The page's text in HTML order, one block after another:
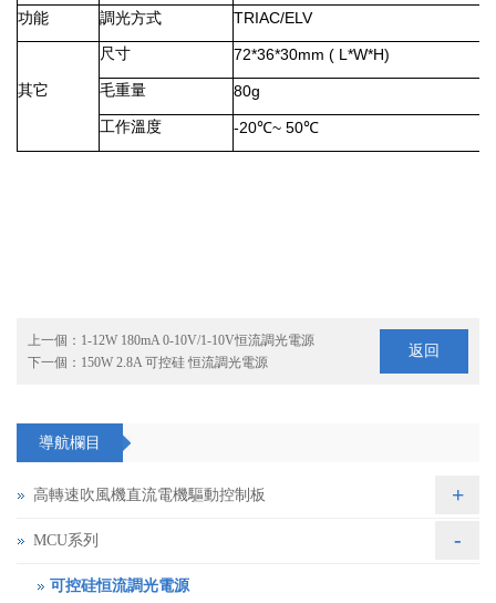
功能 調光方式 TRIAC/ELV
其它
尺寸
72*36*30mm ( L*W*H)
毛重量
80g
工作溫度
-20℃~ 50℃
上一個： 1-12W 180mA 0-10V/1-10V恒流調光電源
下一個： 150W 2.8A 可控硅 恒流調光電源
返回
導航欄目
高轉速吹風機直流電機驅動控制板 +
MCU系列 -
可控硅恒流調光電源